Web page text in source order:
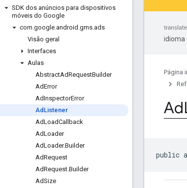
SDK dos anúncios para dispositivos
móveis do Google
com.google.android .gms.ads
Visão geral
Interfaces
Aulas
AbstractAdRequestBuilder
AdError
AdInspectorError
Ad Listener
AdLoadCallback
AdLoader
AdLoader.Builder
AdRequest
AdRequest.Builder
AdSize
idioma
Página
Ad
public